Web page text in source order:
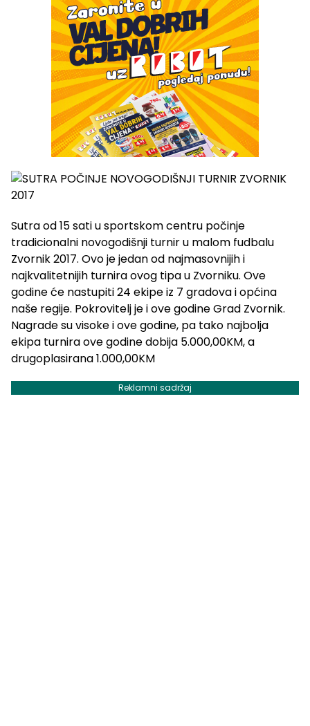
Sutra od 15 sati u sportskom centru počinje
tradicionalni novogodišnji turnir u malom fudbalu
Zvornik 2017. Ovo je jedan od najmasovnijih i
najkvalitetnijih turnira ovog tipa u Zvorniku. Ove
godine će nastupiti 24 ekipe iz 7 gradova i općina
naše regije. Pokrovitelj je i ove godine Grad Zvornik.
Nagrade su visoke i ove godine, pa tako najbolja
ekipa turnira ove godine dobija 5.000,00KM, a
drugoplasirana 1.000,00KM
Reklamni sadržaj